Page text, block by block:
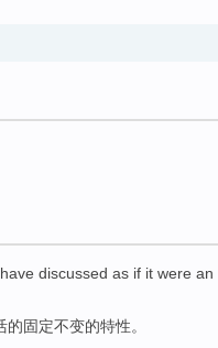
have discussed as if it were an
的固定不变的特性。